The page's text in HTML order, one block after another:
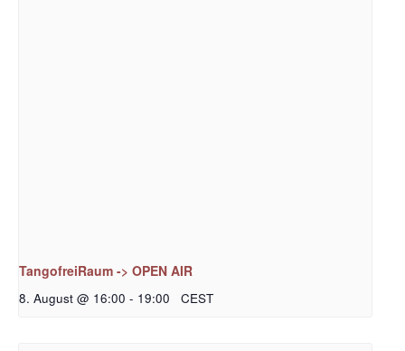
TangofreiRaum -> OPEN AIR
8. August @ 16:00 - 19:00 CEST